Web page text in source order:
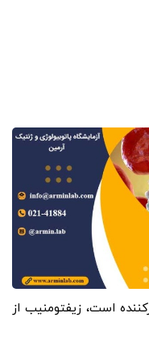
است، زیفتومنیب از